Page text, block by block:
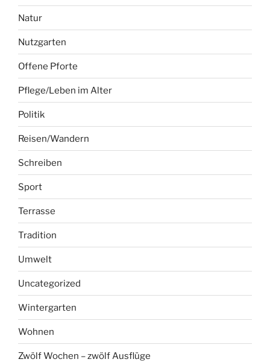
Natur
Nutzgarten
Offene Pforte
Pflege/Leben im Alter
Politik
Reisen/Wandern
Schreiben
Sport
Terrasse
Tradition
Umwelt
Uncategorized
Wintergarten
Wohnen
Zwölf Wochen – zwölf Ausflüge